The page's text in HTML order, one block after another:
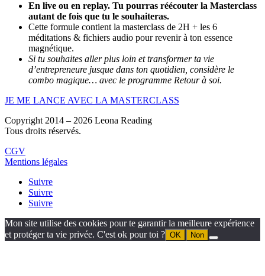
En live ou en replay. Tu pourras réécouter la Masterclass
autant de fois que tu le souhaiteras.
Cette formule contient la masterclass de 2H + les 6
méditations & fichiers audio pour revenir à ton essence
magnétique.
Si tu souhaites aller plus loin et transformer ta vie
d’entrepreneure jusque dans ton quotidien, considère le
combo magique… avec le programme Retour à soi.
JE ME LANCE AVEC LA MASTERCLASS
Copyright 2014 – 2026 Leona Reading
Tous droits réservés.
CGV
Mentions légales
Suivre
Suivre
Suivre
Mon site utilise des cookies pour te garantir la meilleure expérience
et protéger ta vie privée. C'est ok pour toi ? OK Non